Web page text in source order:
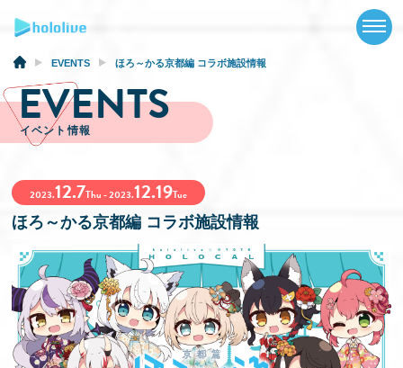
NEWS
ABOUT
TALENT
SCHEDULE
EVENTS
VIDEOS
MUSIC
GOODS
EVENTS ほろ～かる京都編 コラボ施設情報
EVENTS
イベント情報
2023.12.7Thu - 2023.12.19Tue
ほろ～かる京都編 コラボ施設情報